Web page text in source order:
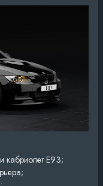
кабриолет E93;